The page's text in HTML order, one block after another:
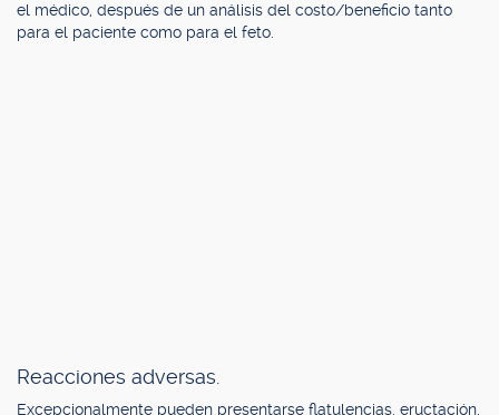
el médico, después de un análisis del costo/beneficio tanto
para el paciente como para el feto.
Reacciones adversas.
Excepcionalmente pueden presentarse flatulencias, eructación,